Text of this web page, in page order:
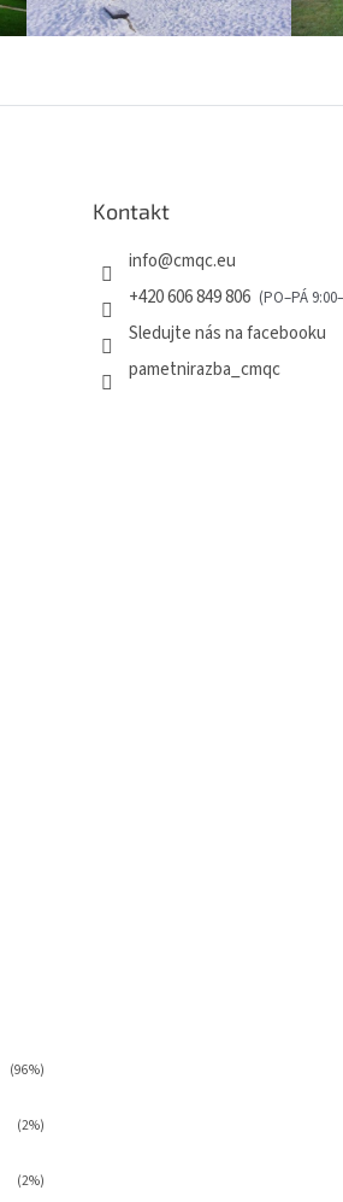
Kontakt
info@cmqc.eu
+420 606 849 806
Sledujte nás na facebooku
pametnirazba_cmqc
(96%)
(2%)
(2%)